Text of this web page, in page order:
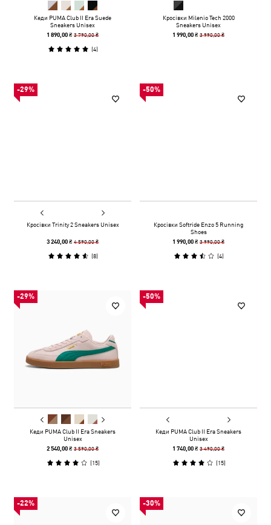
Кеди PUMA Club II Era Suede
Sneakers Unisex
1 890,00 ₴3 790,00 ₴
(4)
Кросівки Milenio Tech 2000
Sneakers Unisex
1 990,00 ₴3 990,00 ₴
-29%
Кросівки Trinity 2 Sneakers Unisex
3 240,00 ₴4 590,00 ₴
(8)
-50%
Кросівки Softride Enzo 5 Running
Shoes
1 990,00 ₴3 990,00 ₴
(4)
-29%
Кеди PUMA Club II Era Sneakers
Unisex
2 540,00 ₴3 590,00 ₴
(15)
-50%
Кеди PUMA Club II Era Sneakers
Unisex
1 740,00 ₴3 490,00 ₴
(15)
-22% -30%